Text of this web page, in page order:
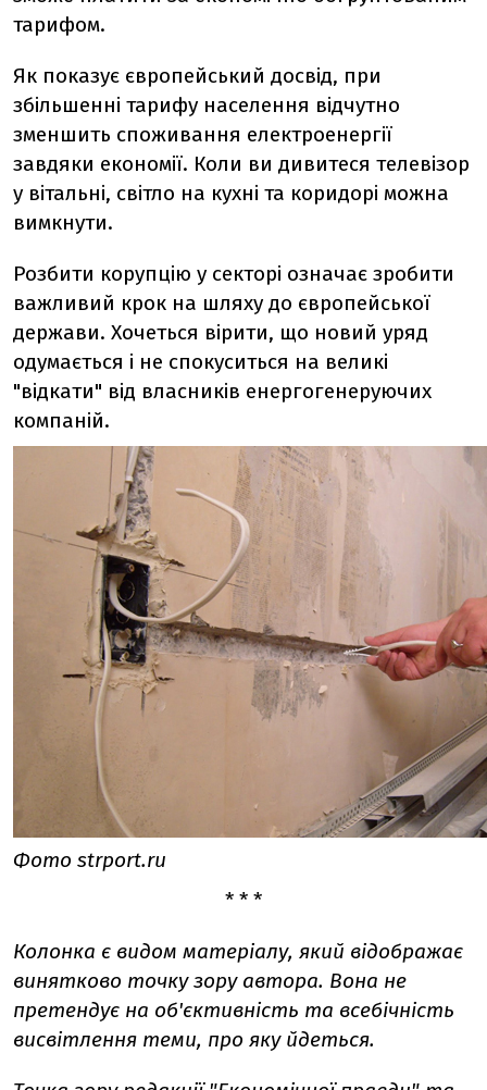
тарифом.
Як показує європейський досвід, при
збільшенні тарифу населення відчутно
зменшить споживання електроенергії
завдяки економії. Коли ви дивитеся телевізор
у вітальні, світло на кухні та коридорі можна
вимкнути.
Розбити корупцію у секторі означає зробити
важливий крок на шляху до європейської
держави. Хочеться вірити, що новий уряд
одумається і не спокуситься на великі
"відкати" від власників енергогенеруючих
компаній.
Фото strport.ru
* * *
Колонка є видом матеріалу, який відображає
винятково точку зору автора. Вона не
претендує на об'єктивність та всебічність
висвітлення теми, про яку йдеться.